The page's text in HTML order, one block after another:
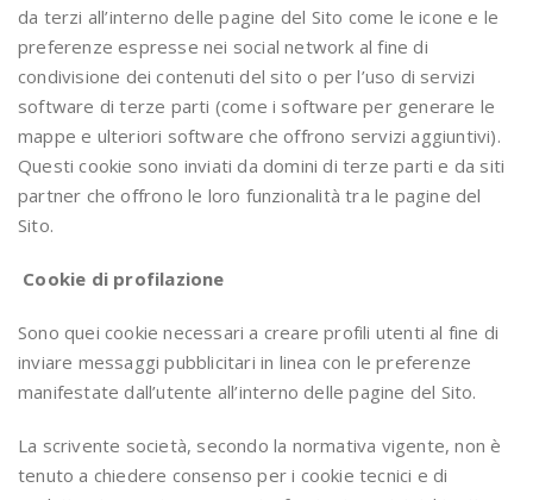
da terzi all’interno delle pagine del Sito come le icone e le
preferenze espresse nei social network al fine di
condivisione dei contenuti del sito o per l’uso di servizi
software di terze parti (come i software per generare le
mappe e ulteriori software che offrono servizi aggiuntivi).
Questi cookie sono inviati da domini di terze parti e da siti
partner che offrono le loro funzionalità tra le pagine del
Sito.
Cookie di profilazione
Sono quei cookie necessari a creare profili utenti al fine di
inviare messaggi pubblicitari in linea con le preferenze
manifestate dall’utente all’interno delle pagine del Sito.
La scrivente società, secondo la normativa vigente, non è
tenuto a chiedere consenso per i cookie tecnici e di